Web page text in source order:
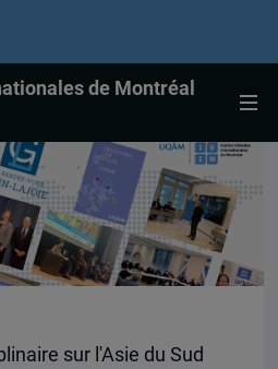
de Montréal
sur l'Asie du Sud